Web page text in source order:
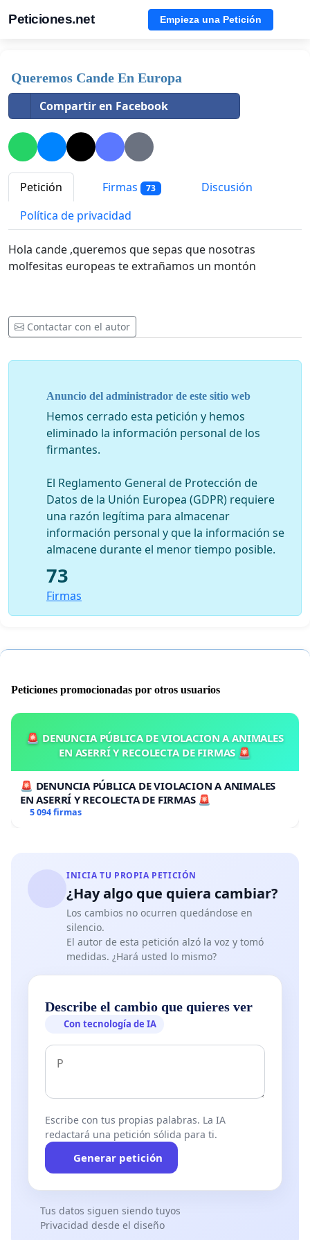
Peticiones.net Empieza una Petición
Queremos Cande En Europa
Compartir en Facebook
Petición Firmas 73
Discusión
Política de privacidad
Hola cande ,queremos que sepas que nosotras
molfesitas europeas te extrañamos un montón
Contactar con el autor
Anuncio del administrador de este sitio web
Hemos cerrado esta petición y hemos
eliminado la información personal de los
firmantes.
El Reglamento General de Protección de
Datos de la Unión Europea (GDPR) requiere
una razón legítima para almacenar
información personal y que la información se
almacene durante el menor tiempo posible.
73
Firmas
Peticiones promocionadas por otros usuarios
🚨 DENUNCIA PÚBLICA DE VIOLACION A ANIMALES
EN ASERRÍ Y RECOLECTA DE FIRMAS 🚨
🚨 DENUNCIA PÚBLICA DE VIOLACION A ANIMALES
EN ASERRÍ Y RECOLECTA DE FIRMAS 🚨
5 094 firmas
INICIA TU PROPIA PETICIÓN
¿Hay algo que quiera cambiar?
Los cambios no ocurren quedándose en
silencio.
El autor de esta petición alzó la voz y tomó
medidas. ¿Hará usted lo mismo?
Describe el cambio que quieres ver
Con tecnología de IA
Escribe con tus propias palabras. La IA
redactará una petición sólida para ti.
Generar petición
Tus datos siguen siendo tuyos
Privacidad desde el diseño